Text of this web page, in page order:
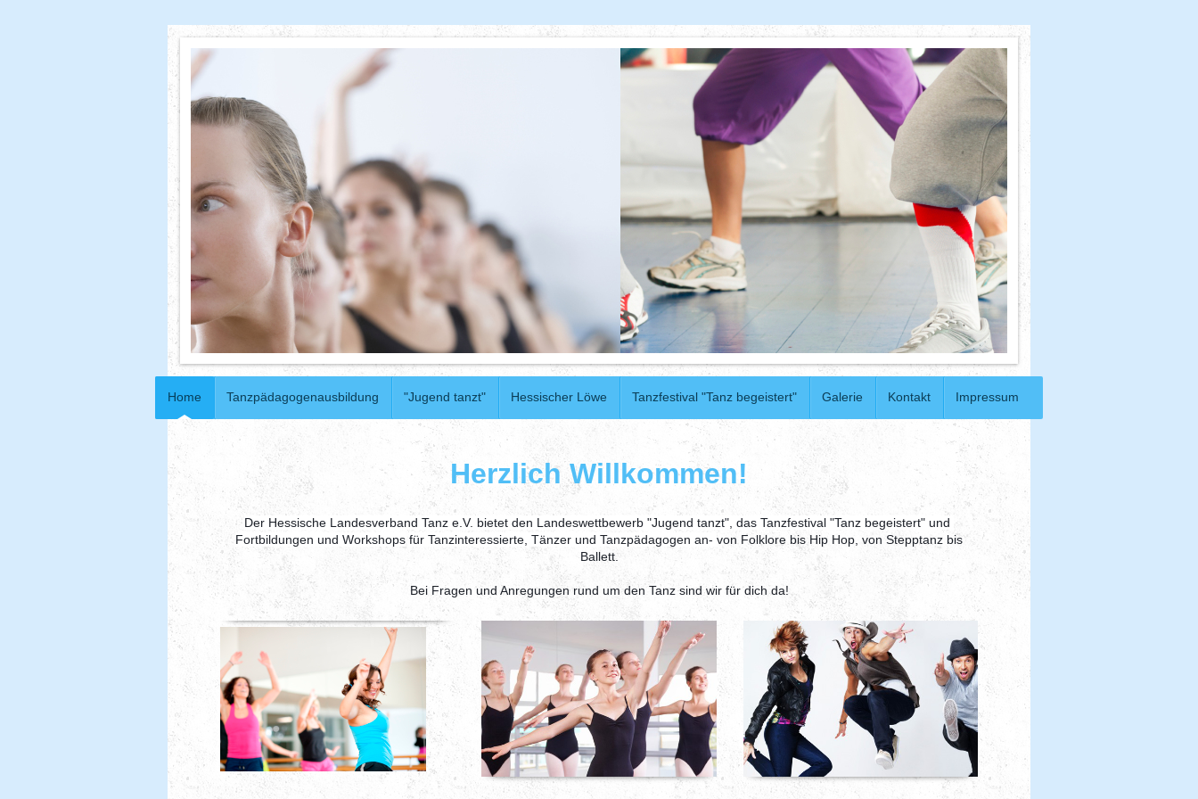
Home Tanzpädagogenausbildung "Jugend tanzt" Hessischer Löwe Tanzfestival "Tanz begeistert" Galerie Kontakt Impressum
Herzlich Willkommen!
Der Hessische Landesverband Tanz e.V. bietet den Landeswettbewerb "Jugend tanzt", das Tanzfestival "Tanz begeistert" und
Fortbildungen und Workshops für Tanzinteressierte, Tänzer und Tanzpädagogen an- von Folklore bis Hip Hop, von Stepptanz bis
Ballett.
Bei Fragen und Anregungen rund um den Tanz sind wir für dich da!